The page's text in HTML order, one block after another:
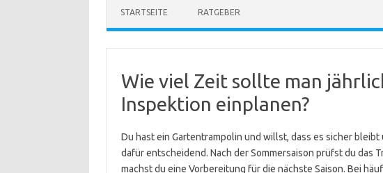
STARTSEITE RATGEBER
Wie viel Zeit sollte man
Inspektion einplanen?
Du hast ein Gartentrampolin und willst, dass es sicher
dafür entscheidend. Nach der Sommersaison prüfst du das
machst du eine Vorbereitung für die nächste Saison. Bei